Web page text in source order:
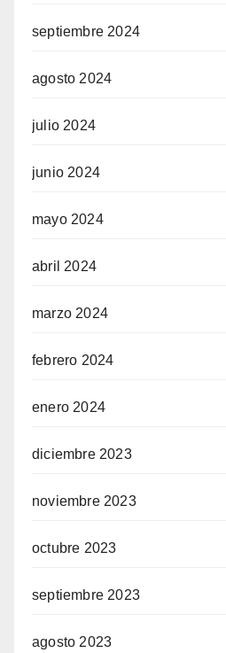
septiembre 2024
agosto 2024
julio 2024
junio 2024
mayo 2024
abril 2024
marzo 2024
febrero 2024
enero 2024
diciembre 2023
noviembre 2023
octubre 2023
septiembre 2023
agosto 2023